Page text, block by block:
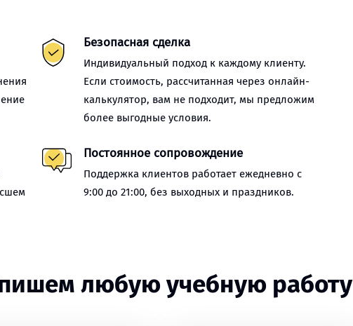
Безопасная сделка
Индивидуальный подход к каждому клиенту.
Если стоимость, рассчитанная через онлайн-
калькулятор, вам не подходит, мы предложим
более выгодные условия.
Постоянное сопровождение
Поддержка клиентов работает ежедневно с
9:00 до 21:00, без выходных и праздников.
любую учебную работу